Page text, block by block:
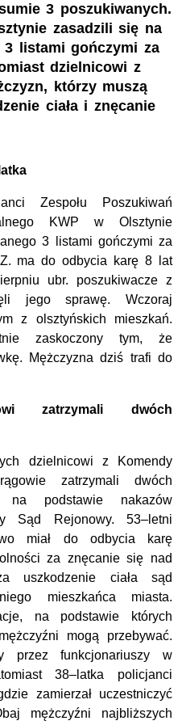
3 poszukiwanych.
zasadzili się na
3 listami gończymi za
dzielnicowi z
którzy muszą
ciała i znęcanie
Zespołu Poszukiwań
KWP w Olsztynie
3 listami gończymi za
ma do odbycia karę 8 lat
ubr. poszukiwacze z
jego sprawę. Wczoraj
z olsztyńskich mieszkań.
zaskoczony tym, że
Mężczyzna dziś trafi do
zatrzymali dwóch
dzielnicowi z Komendy
zatrzymali dwóch
na podstawie nakazów
Sąd Rejonowy. 53–letni
miał do odbycia karę
za znęcanie się nad
uszkodzenie ciała sąd
mieszkańca miasta.
na podstawie których
mogą przebywać.
przez funkcjonariuszy w
38–latka policjanci
zamierzał uczestniczyć
mężczyźni najbliższych